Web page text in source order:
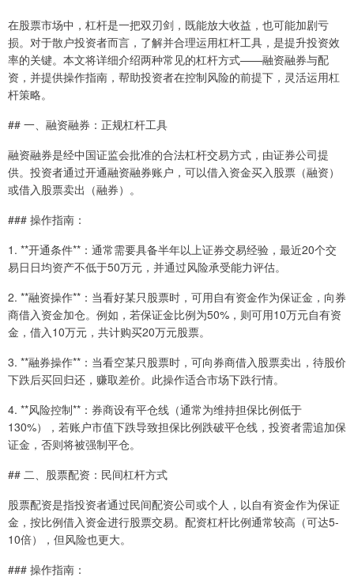
在股票市场中，杠杆是一把双刃剑，既能放大收益，也可能加剧亏
损。对于散户投资者而言，了解并合理运用杠杆工具，是提升投资效
率的关键。本文将详细介绍两种常见的杠杆方式——融资融券与配
资，并提供操作指南，帮助投资者在控制风险的前提下，灵活运用杠
杆策略。
## 一、融资融券：正规杠杆工具
融资融券是经中国证监会批准的合法杠杆交易方式，由证券公司提
供。投资者通过开通融资融券账户，可以借入资金买入股票（融资）
或借入股票卖出（融券）。
### 操作指南：
1. **开通条件**：通常需要具备半年以上证券交易经验，最近20个交
易日日均资产不低于50万元，并通过风险承受能力评估。
2. **融资操作**：当看好某只股票时，可用自有资金作为保证金，向券
商借入资金加仓。例如，若保证金比例为50%，则可用10万元自有资
金，借入10万元，共计购买20万元股票。
3. **融券操作**：当看空某只股票时，可向券商借入股票卖出，待股价
下跌后买回归还，赚取差价。此操作适合市场下跌行情。
4. **风险控制**：券商设有平仓线（通常为维持担保比例低于
130%），若账户市值下跌导致担保比例跌破平仓线，投资者需追加保
证金，否则将被强制平仓。
## 二、股票配资：民间杠杆方式
股票配资是指投资者通过民间配资公司或个人，以自有资金作为保证
金，按比例借入资金进行股票交易。配资杠杆比例通常较高（可达5-
10倍），但风险也更大。
### 操作指南：